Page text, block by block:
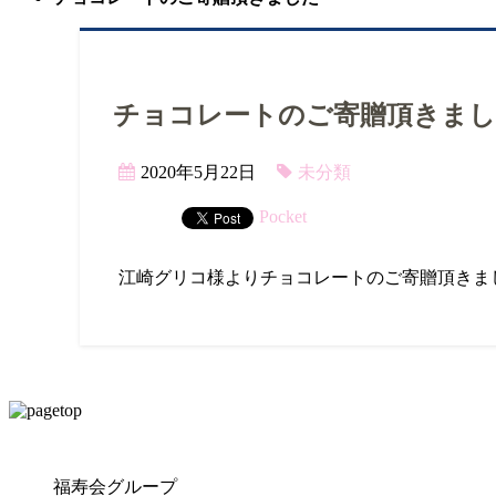
チョコレートのご寄贈頂きま
2020年5月22日 未分類
Pocket
江崎グリコ様よりチョコレートのご寄贈頂きま
福寿会グループ